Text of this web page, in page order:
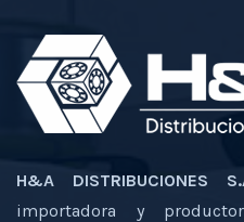
H&A DISTRIBUCIONES
importadora y